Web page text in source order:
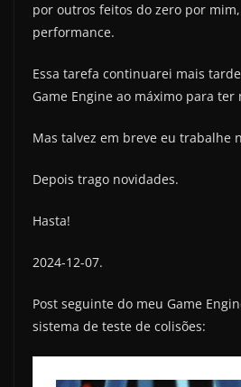
por outros feitos do zero por
performance.
Essa tarefa continuarei mais
Game Engine ao máximo para
Mas talvez em breve eu trabalhe
Depois trago novidades.
Hasta!
2024-12-07.
Post seguinte do meu Game
sistema de teste de colisões: